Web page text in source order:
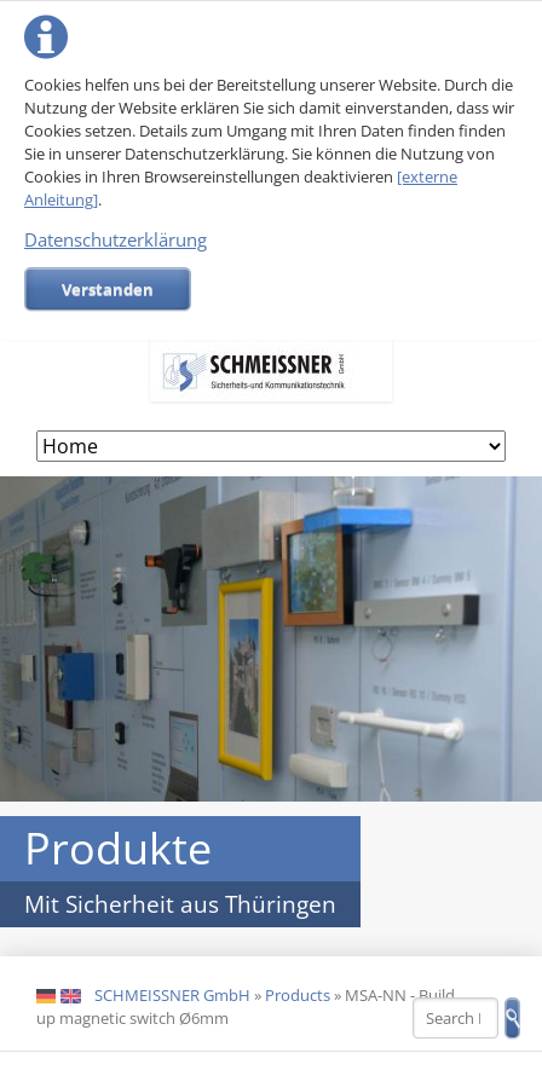
Cookies helfen uns bei der Bereitstellung unserer Website. Durch die
Nutzung der Website erklären Sie sich damit einverstanden, dass wir
Cookies setzen. Details zum Umgang mit Ihren Daten finden finden
Sie in unserer Datenschutzerklärung. Sie können die Nutzung von
Cookies in Ihren Browsereinstellungen deaktivieren [externe
Anleitung].
Datenschutzerklärung
Verstanden
navigation
Produkte
Mit Sicherheit aus Thüringen
DE EN SCHMEISSNER GmbH » Products» MSA-NN - Build
up magnetic switch Ø6mm